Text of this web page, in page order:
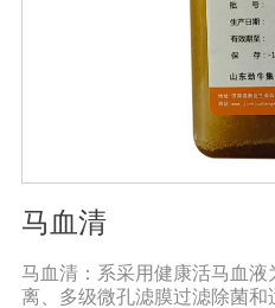
马血清
马血清：系采用健康活马血
离、多级微孔滤膜过滤除菌